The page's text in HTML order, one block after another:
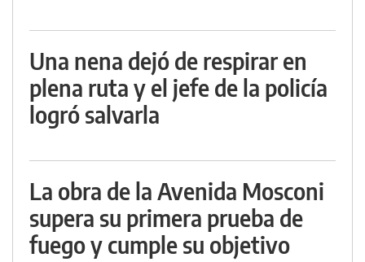
Una nena dejó de respirar en
plena ruta y el jefe de la policía
logró salvarla
La obra de la Avenida Mosconi
supera su primera prueba de
fuego y cumple su objetivo